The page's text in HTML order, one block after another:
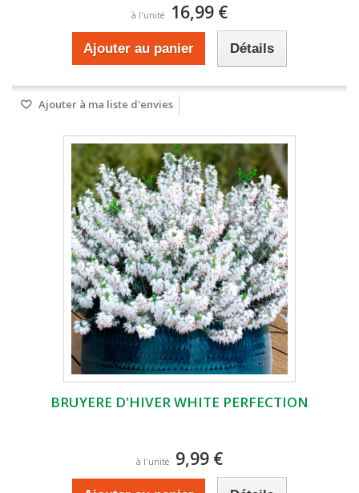
à l'unité 16,99 €
Ajouter au panier Détails
Ajouter à ma liste d'envies
BRUYERE D'HIVER WHITE PERFECTION
à l'unité 9,99 €